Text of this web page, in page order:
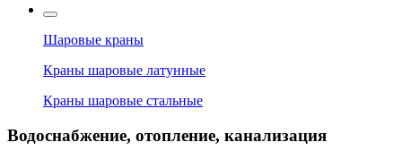
Шаровые краны
Краны шаровые латунные
Краны шаровые стальные
Водоснабжение, отопление, канализация